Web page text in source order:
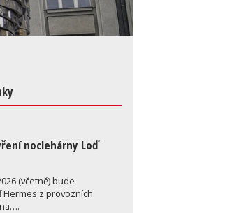
noclehárny Loď
(včetně) bude
Hermes z provozních